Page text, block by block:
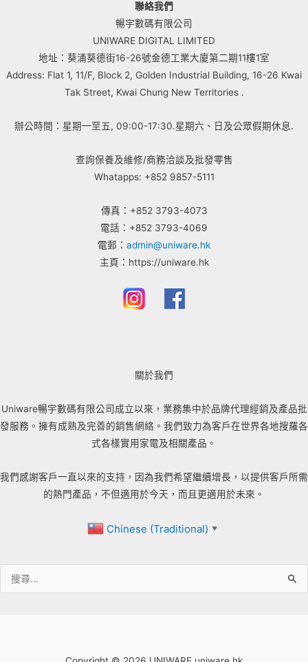
聯絡我們
暢宇數碼有限公司
UNIWARE DIGITAL LIMITED
地址：葵涌葵德街16-26號金德工業大廈第二期11樓1室
Address: Flat 1, 11/F, Block 2, Golden Industrial Building, 16-26 Kwai
Tak Street, Kwai Chung New Territories .
辦公時間：星期一至五, 09:00-17:30.星期六、日及公眾假期休息.
查詢保養及維修/商務洽談及批發零售
Whatapps: +852 9857-5111
傳真：+852 3793-4073
電話：+852 3793-4069
電郵： admin@uniware.hk
主頁：https://uniware.hk
關於我們
Uniware暢宇數碼有限公司成立以來，業務集中於品牌代理經銷及產品批
發服務。擁有成熟及完善的銷售網絡。我們致力為客戶在世界各地搜羅各
式各樣實用家電及相關產品。
我們感謝客戶一直以來的支持，因為我們希望繼續增長，以提供客戶所需
的熱門產品，不但適用於今天，而且更適用於未來。
Chinese (Traditional) ▼